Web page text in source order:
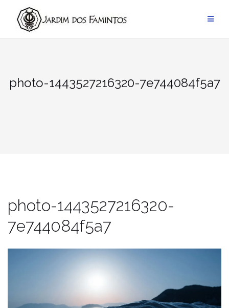
conteúdo
photo-1443527216320-7e744084f5a7
photo-1443527216320-
7e744084f5a7